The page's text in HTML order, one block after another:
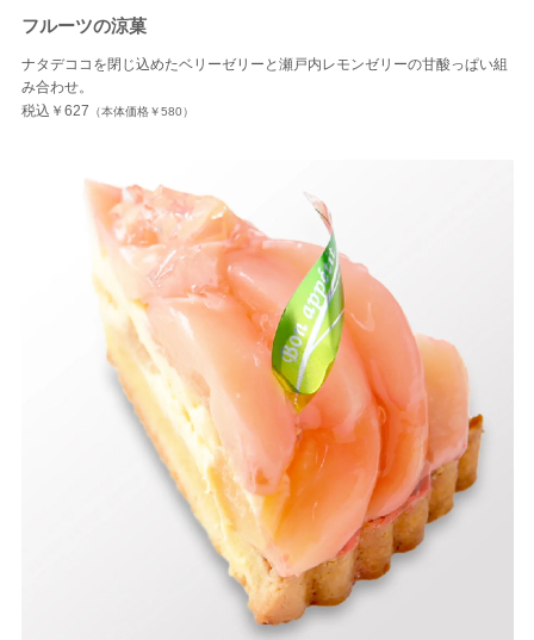
フルーツの涼菓
ナタデココを閉じ込めたベリーゼリーと瀬戸内レモンゼリーの甘酸っぱい組
み合わせ。
税込￥627 （本体価格￥580）